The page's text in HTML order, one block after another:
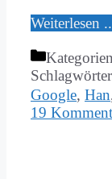
Wei­ter­le­sen
Kategorien
Schlagwörter
Google, Han
19